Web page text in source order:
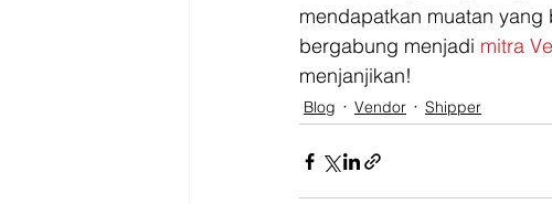
mendapatkan muatan
bergabung menjadi mitra
menjanjikan!
Blog Vendor Shipper